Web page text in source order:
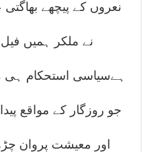
نعروں کے پیچھے
نے ملکر ہمیں فیل
ہےسیاسی استحکام ہی
جو روزگار کے مواقع
اور معیشت پروان